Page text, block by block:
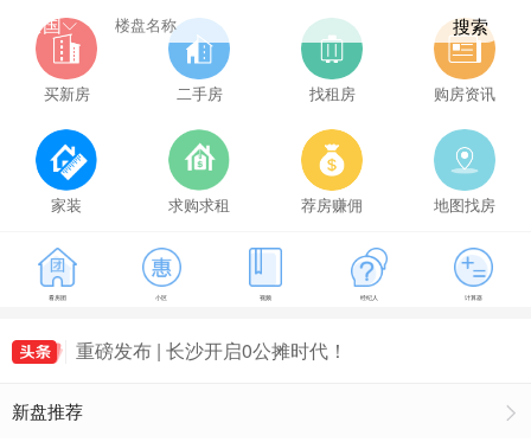
全国 搜索
买新房 二手房 找租房 购房资讯
家装 求购求租 荐房赚佣 地图找房
看房团 小区 视频 经纪人 计算器
降息！事关房贷！
积金最高贷款额度的通知
重磅发布 | 长沙开启0公摊时代！
房价9445元/㎡
长沙房贷新政落地！
新盘推荐